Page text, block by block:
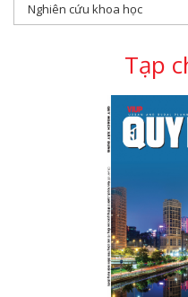
Nghiên cứu khoa học
Tạp